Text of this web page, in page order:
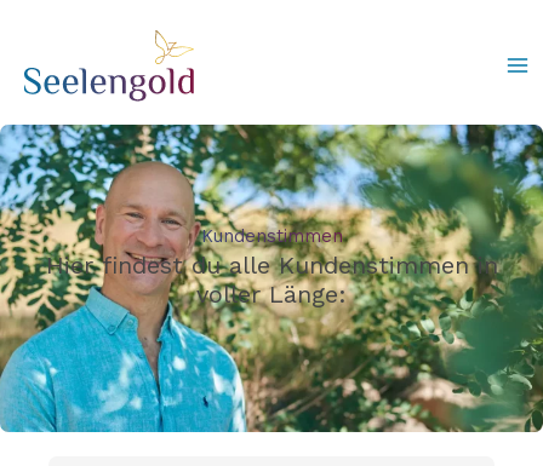
springen
Kundenstimmen
Hier findest du alle Kundenstimmen in
voller Länge: